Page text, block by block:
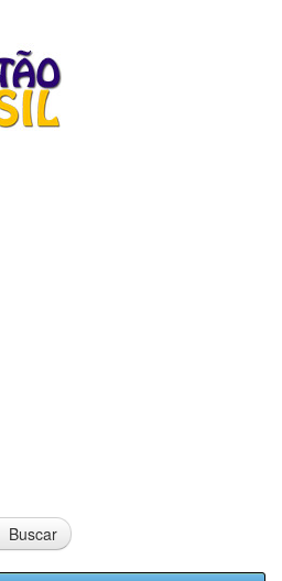
Buscar